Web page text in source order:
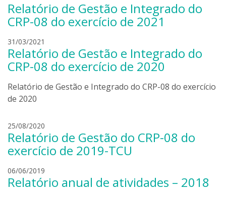
t
r
o
l
c
a
t
r
o
a
m
u
l
c
a
s
Relatório de Gestão e Integrado do
CRP-08 do exercício de 2021
31/03/2021
a
m
u
e
t
r
Relatório de Gestão e Integrado do
CRP-08 do exercício de 2020
Relatório de Gestão e Integrado do CRP-08 do exercício
de 2020
25/08/2020
a
m
u
l
Relatório de Gestão do CRP-08 do
exercício de 2019-TCU
06/06/2019
o
Relatório anual de atividades – 2018